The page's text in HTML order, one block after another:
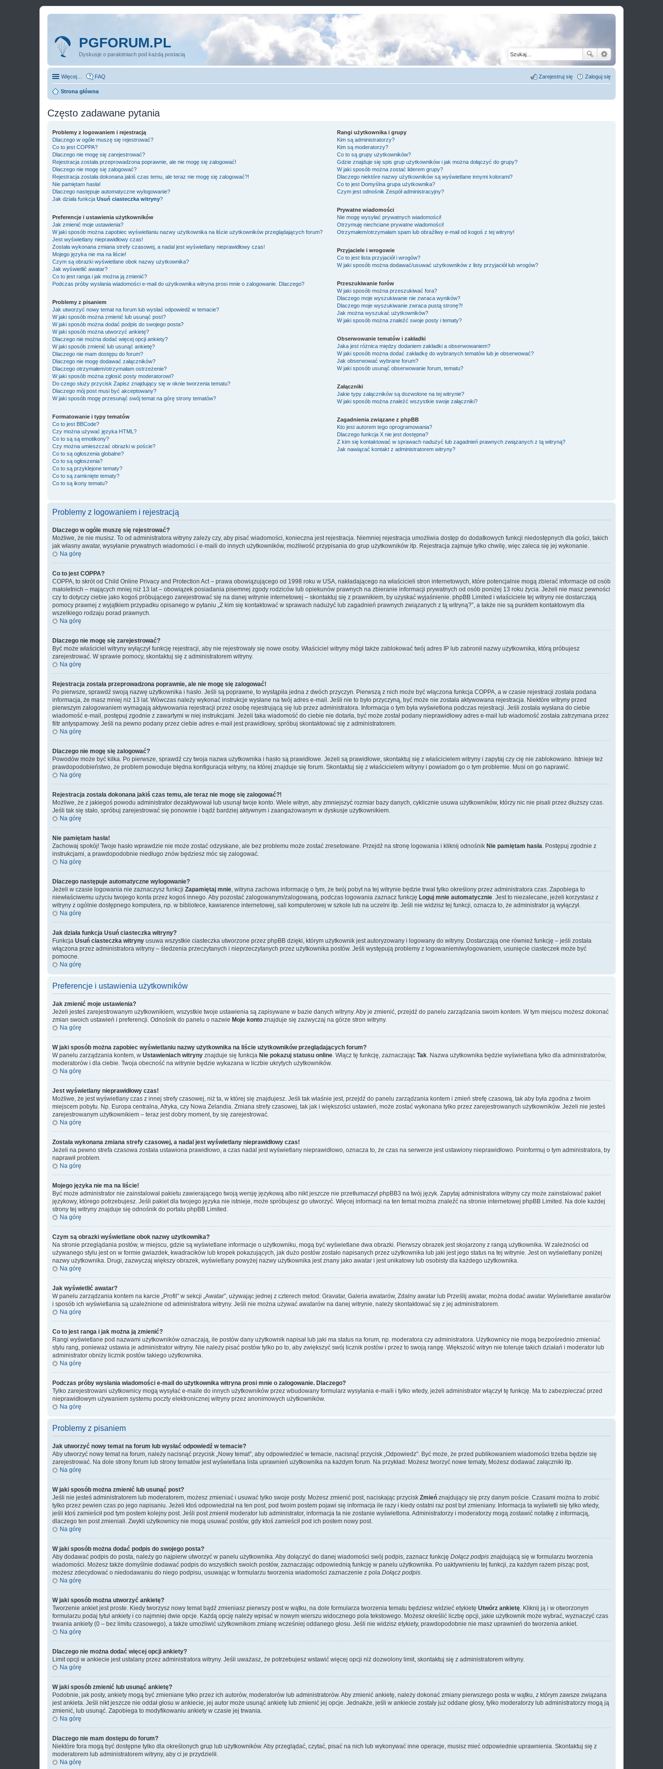
PGFORUM.PL
Dyskusje o paralotniach pod każdą postacią
Więcej… FAQ Zaloguj się
Zarejestruj się
Strona główna
Często zadawane pytania
Problemy z logowaniem i rejestracją
Dlaczego w ogóle muszę się rejestrować?
Co to jest COPPA?
Dlaczego nie mogę się zarejestrować?
Rejestracja została przeprowadzona poprawnie, ale nie mogę się zalogować!
Dlaczego nie mogę się zalogować?
Rejestracja została dokonana jakiś czas temu, ale teraz nie mogę się zalogować?!
Nie pamiętam hasła!
Dlaczego następuje automatyczne wylogowanie?
Jak działa funkcja Usuń ciasteczka witryny?
Preferencje i ustawienia użytkowników
Jak zmienić moje ustawienia?
W jaki sposób można zapobiec wyświetlaniu nazwy użytkownika na liście użytkowników przeglądających forum?
Jest wyświetlany nieprawidłowy czas!
Została wykonana zmiana strefy czasowej, a nadal jest wyświetlany nieprawidłowy czas!
Mojego języka nie ma na liście!
Czym są obrazki wyświetlane obok nazwy użytkownika?
Jak wyświetlić awatar?
Co to jest ranga i jak można ją zmienić?
Podczas próby wysłania wiadomości e-mail do użytkownika witryna prosi mnie o zalogowanie. Dlaczego?
Problemy z pisaniem
Jak utworzyć nowy temat na forum lub wysłać odpowiedź w temacie?
W jaki sposób można zmienić lub usunąć post?
W jaki sposób można dodać podpis do swojego posta?
W jaki sposób można utworzyć ankietę?
Dlaczego nie można dodać więcej opcji ankiety?
W jaki sposób zmienić lub usunąć ankietę?
Dlaczego nie mam dostępu do forum?
Dlaczego nie mogę dodawać załączników?
Dlaczego otrzymałem/otrzymałam ostrzeżenie?
W jaki sposób można zgłosić posty moderatorowi?
Do czego służy przycisk Zapisz znajdujący się w oknie tworzenia tematu?
Dlaczego mój post musi być akceptowany?
W jaki sposób mogę przesunąć swój temat na górę strony tematów?
Formatowanie i typy tematów
Co to jest BBCode?
Czy można używać języka HTML?
Co to są są emotikony?
Czy można umieszczać obrazki w poście?
Co to są ogłoszenia globalne?
Co to są ogłoszenia?
Co to są przyklejone tematy?
Co to są zamknięte tematy?
Co to są ikony tematu?
Rangi użytkownika i grupy
Kim są administratorzy?
Kim są moderatorzy?
Co to są grupy użytkowników?
Gdzie znajduje się spis grup użytkowników i jak można dołączyć do grupy?
W jaki sposób można zostać liderem grupy?
Dlaczego niektóre nazwy użytkowników są wyświetlane innymi kolorami?
Co to jest Domyślna grupa użytkownika?
Czym jest odnośnikZespół administracyjny?
Prywatne wiadomości
Nie mogę wysyłać prywatnych wiadomości!
Otrzymuję niechciane prywatne wiadomości!
Otrzymałem/otrzymałam spam lub obraźliwy e-mail od kogoś z tej witryny!
Przyjaciele i wrogowie
Co to jest lista przyjaciół i wrogów?
W jaki sposób można dodawać/usuwać użytkowników z listy przyjaciół lub wrogów?
Przeszukiwanie forów
W jaki sposób można przeszukiwać fora?
Dlaczego moje wyszukiwanie nie zwraca wyników?
Dlaczego moje wyszukiwanie zwraca pustą stronę?!
Jak można wyszukać użytkowników?
W jaki sposób można znaleźć swoje posty i tematy?
Obserwowanie tematów i zakładki
Jaka jest różnica między dodaniem zakładki a obserwowaniem?
W jaki sposób można dodać zakładkę do wybranych tematów lub je obserwować?
Jak obserwować wybrane forum?
W jaki sposób usunąć obserwowanie forum, tematu?
Załączniki
Jakie typy załączników są dozwolone na tej witrynie?
W jaki sposób można znaleźć wszystkie swoje załączniki?
Zagadnienia związane z phpBB
Kto jest autorem tego oprogramowania?
Dlaczego funkcja X nie jest dostępna?
Z kim się kontaktować w sprawach nadużyć lub zagadnień prawnych związanych z tą witryną?
Jak nawiązać kontakt z administratorem witryny?
Problemy z logowaniem i rejestracją
Dlaczego w ogóle muszę się rejestrować?
Możliwe, że nie musisz. To od administratora witryny zależy czy, aby pisać wiadomości, konieczna jest rejestracja. Niemniej rejestracja umożliwia dostęp do dodatkowych funkcji niedostępnych dla gości, takich
jak własny awatar, wysyłanie prywatnych wiadomości i e-maili do innych użytkowników, możliwość przypisania do grup użytkowników itp. Rejestracja zajmuje tylko chwilę, więc zaleca się jej wykonanie.
Na górę
Co to jest COPPA?
COPPA, to skrót od Child Online Privacy and Protection Act – prawa obowiązującego od 1998 roku w USA, nakładającego na właścicieli stron internetowych, które potencjalnie mogą zbierać informacje od osób
małoletnich – mających mniej niż 13 lat – obowiązek posiadania pisemnej zgody rodziców lub opiekunów prawnych na zbieranie informacji prywatnych od osób poniżej 13 roku życia. Jeżeli nie masz pewności
czy to dotyczy ciebie jako kogoś próbującego zarejestrować się na danej witrynie internetowej – skontaktuj się z prawnikiem, by uzyskać wyjaśnienie. phpBB Limited i właściciele tej witryny nie dostarczają
pomocy prawnej z wyjątkiem przypadku opisanego w pytaniu „Z kim się kontaktować w sprawach nadużyć lub zagadnień prawnych związanych z tą witryną?”, a także nie są punktem kontaktowym dla
wszelkiego rodzaju porad prawnych.
Na górę
Dlaczego nie mogę się zarejestrować?
Być może właściciel witryny wyłączył funkcję rejestracji, aby nie rejestrowały się nowe osoby. Właściciel witryny mógł także zablokować twój adres IP lub zabronił nazwy użytkownika, którą próbujesz
zarejestrować. W sprawie pomocy, skontaktuj się z administratorem witryny.
Na górę
Rejestracja została przeprowadzona poprawnie, ale nie mogę się zalogować!
Po pierwsze, sprawdź swoją nazwę użytkownika i hasło. Jeśli są poprawne, to wystąpiła jedna z dwóch przyczyn. Pierwszą z nich może być włączona funkcja COPPA, a w czasie rejestracji została podana
informacja, że masz mniej niż 13 lat. Wówczas należy wykonać instrukcje wysłane na twój adres e-mail. Jeśli nie to było przyczyną, być może nie została aktywowana rejestracja. Niektóre witryny przed
pierwszym zalogowaniem wymagają aktywowania rejestracji przez osobę rejestrującą się lub przez administratora. Informacja o tym była wyświetlona podczas rejestracji. Jeśli została wysłana do ciebie
wiadomość e-mail, postępuj zgodnie z zawartymi w niej instrukcjami. Jeżeli taka wiadomość do ciebie nie dotarła, być może został podany nieprawidłowy adres e-mail lub wiadomość została zatrzymana przez
filtr antyspamowy. Jeśli na pewno podany przez ciebie adres e-mail jest prawidłowy, spróbuj skontaktować się z administratorem.
Na górę
Dlaczego nie mogę się zalogować?
Powodów może być kilka. Po pierwsze, sprawdź czy twoja nazwa użytkownika i hasło są prawidłowe. Jeżeli są prawidłowe, skontaktuj się z właścicielem witryny i zapytaj czy cię nie zablokowano. Istnieje też
prawdopodobieństwo, że problem powoduje błędna konfiguracja witryny, na której znajduje się forum. Skontaktuj się z właścicielem witryny i powiadom go o tym problemie. Musi on go naprawić.
Na górę
Rejestracja została dokonana jakiś czas temu, ale teraz nie mogę się zalogować?!
Możliwe, że z jakiegoś powodu administrator dezaktywował lub usunął twoje konto. Wiele witryn, aby zmniejszyć rozmiar bazy danych, cyklicznie usuwa użytkowników, którzy nic nie pisali przez dłuższy czas.
Jeśli tak się stało, spróbuj zarejestrować się ponownie i bądź bardziej aktywnym i zaangażowanym w dyskusje użytkownikiem.
Na górę
Nie pamiętam hasła!
Zachowaj spokój! Twoje hasło wprawdzie nie może zostać odzyskane, ale bez problemu może zostać zresetowane. Przejdź na stronę logowania i kliknij odnośnik Nie pamiętam hasła. Postępuj zgodnie z
instrukcjami, a prawdopodobnie niedługo znów będziesz móc się zalogować.
Na górę
Dlaczego następuje automatyczne wylogowanie?
Jeżeli w czasie logowania nie zaznaczysz funkcji Zapamiętaj mnie, witryna zachowa informację o tym, że twój pobyt na tej witrynie będzie trwał tylko określony przez administratora czas. Zapobiega to
niewłaściwemu użyciu twojego konta przez kogoś innego. Aby pozostać zalogowanym/zalogowaną, podczas logowania zaznacz funkcję Loguj mnie automatycznie. Jest to niezalecane, jeżeli korzystasz z
witryny z ogólnie dostępnego komputera, np. w bibliotece, kawiarence internetowej, sali komputerowej w szkole lub na uczelni itp. Jeśli nie widzisz tej funkcji, oznacza to, że administrator ją wyłączył.
Na górę
Jak działa funkcja Usuń ciasteczka witryny?
Funkcja Usuń ciasteczka witryny usuwa wszystkie ciasteczka utworzone przez phpBB dzięki, którym użytkownik jest autoryzowany i logowany do witryny. Dostarczają one również funkcję – jeśli została
włączona przez administratora witryny – śledzenia przeczytanych i nieprzeczytanych przez użytkownika postów. Jeśli występują problemy z logowaniem/wylogowaniem, usunięcie ciasteczek może być
pomocne.
Na górę
Preferencje i ustawienia użytkowników
Jak zmienić moje ustawienia?
Jeżeli jesteś zarejestrowanym użytkownikiem, wszystkie twoje ustawienia są zapisywane w bazie danych witryny. Aby je zmienić, przejdź do panelu zarządzania swoim kontem. W tym miejscu możesz dokonać
zmian swoich ustawień i preferencji. Odnośnik do panelu o nazwie Moje konto znajduje się zazwyczaj na górze stron witryny.
Na górę
W jaki sposób można zapobiec wyświetlaniu nazwy użytkownika na liście użytkowników przeglądających forum?
W panelu zarządzania kontem, w Ustawieniach witryny znajduje się funkcja Nie pokazuj statusu online. Włącz tę funkcję, zaznaczając Tak. Nazwa użytkownika będzie wyświetlana tylko dla administratorów,
moderatorów i dla ciebie. Twoja obecność na witrynie będzie wykazana w liczbie ukrytych użytkowników.
Na górę
Jest wyświetlany nieprawidłowy czas!
Możliwe, że jest wyświetlany czas z innej strefy czasowej, niż ta, w której się znajdujesz. Jeśli tak właśnie jest, przejdź do panelu zarządzania kontem i zmień strefę czasową, tak aby była zgodna z twoim
miejscem pobytu. Np. Europa centralna, Afryka, czy Nowa Zelandia. Zmiana strefy czasowej, tak jak i większości ustawień, może zostać wykonana tylko przez zarejestrowanych użytkowników. Jeżeli nie jesteś
zarejestrowanym użytkownikiem – teraz jest dobry moment, by się zarejestrować.
Na górę
Została wykonana zmiana strefy czasowej, a nadal jest wyświetlany nieprawidłowy czas!
Jeżeli na pewno strefa czasowa została ustawiona prawidłowo, a czas nadal jest wyświetlany nieprawidłowo, oznacza to, że czas na serwerze jest ustawiony nieprawidłowo. Poinformuj o tym administratora, by
naprawił problem.
Na górę
Mojego języka nie ma na liście!
Być może administrator nie zainstalował pakietu zawierającego twoją wersję językową albo nikt jeszcze nie przetłumaczył phpBB3 na twój język. Zapytaj administratora witryny czy może zainstalować pakiet
językowy, którego potrzebujesz. Jeśli pakiet dla twojego języka nie istnieje, może spróbujesz go utworzyć. Więcej informacji na ten temat można znaleźć na stronie internetowej phpBB Limited. Na dole każdej
strony tej witryny znajduje się odnośnik do portalu phpBB Limited.
Na górę
Czym są obrazki wyświetlane obok nazwy użytkownika?
Na stronie przeglądania postów, w miejscu, gdzie są wyświetlane informacje o użytkowniku, mogą być wyświetlane dwa obrazki. Pierwszy obrazek jest skojarzony z rangą użytkownika. W zależności od
używanego stylu jest on w formie gwiazdek, kwadracików lub kropek pokazujących, jak dużo postów zostało napisanych przez użytkownika lub jaki jest jego status na tej witrynie. Jest on wyświetlany poniżej
nazwy użytkownika. Drugi, zazwyczaj większy obrazek, wyświetlany powyżej nazwy użytkownika jest znany jako awatar i jest unikatowy lub osobisty dla każdego użytkownika.
Na górę
Jak wyświetlić awatar?
W panelu zarządzania kontem na karcie „Profil” w sekcji „Awatar”, używając jednej z czterech metod: Gravatar, Galeria awatarów, Zdalny awatar lub Prześlij awatar, można dodać awatar. Wyświetlanie awatarów
i sposób ich wyświetlania są uzależnione od administratora witryny. Jeśli nie można używać awatarów na danej witrynie, należy skontaktować się z jej administratorem.
Na górę
Co to jest ranga i jak można ją zmienić?
Rangi wyświetlane pod nazwami użytkowników oznaczają, ile postów dany użytkownik napisał lub jaki ma status na forum, np. moderatora czy administratora. Użytkownicy nie mogą bezpośrednio zmieniać
stylu rang, ponieważ ustawia je administrator witryny. Nie należy pisać postów tylko po to, aby zwiększyć swój licznik postów i przez to swoją rangę. Większość witryn nie toleruje takich działań i moderator lub
administrator obniży licznik postów takiego użytkownika.
Na górę
Podczas próby wysłania wiadomości e-mail do użytkownika witryna prosi mnie o zalogowanie. Dlaczego?
Tylko zarejestrowani użytkownicy mogą wysyłać e-maile do innych użytkowników przez wbudowany formularz wysyłania e-maili i tylko wtedy, jeżeli administrator włączył tę funkcję. Ma to zabezpieczać przed
nieprawidłowym używaniem systemu poczty elektronicznej witryny przez anonimowych użytkowników.
Na górę
Problemy z pisaniem
Jak utworzyć nowy temat na forum lub wysłać odpowiedź w temacie?
Aby utworzyć nowy temat na forum, należy nacisnąć przycisk „Nowy temat”, aby odpowiedzieć w temacie, nacisnąć przycisk „Odpowiedz”. Być może, że przed publikowaniem wiadomości trzeba będzie się
zarejestrować. Na dole strony forum lub strony tematów jest wyświetlana lista uprawnień użytkownika na każdym forum. Na przykład: Możesz tworzyć nowe tematy, Możesz dodawać załączniki itp.
Na górę
W jaki sposób można zmienić lub usunąć post?
Jeśli nie jesteś administratorem lub moderatorem, możesz zmieniać i usuwać tylko swoje posty. Możesz zmienić post, naciskając przycisk Zmień znajdujący się przy danym poście. Czasami można to zrobić
tylko przez pewien czas po jego napisaniu. Jeżeli ktoś odpowiedział na ten post, pod twoim postem pojawi się informacja ile razy i kiedy ostatni raz post był zmieniany. Informacja ta wyświetli się tylko wtedy,
jeśli ktoś zamieścił pod tym postem kolejny post. Jeśli post zmienił moderator lub administrator, informacja ta nie zostanie wyświetlona. Administratorzy i moderatorzy mogą zostawić notatkę z informacją,
dlaczego ten post zmieniali. Zwykli użytkownicy nie mogą usuwać postów, gdy ktoś zamieścił pod ich postem nowy post.
Na górę
W jaki sposób można dodać podpis do swojego posta?
Aby dodawać podpis do posta, należy go najpierw utworzyć w panelu użytkownika. Aby dołączyć do danej wiadomości swój podpis, zaznacz funkcję Dołącz podpis znajdującą się w formularzu tworzenia
wiadomości. Możesz także domyślnie dodawać podpis do wszystkich swoich postów, zaznaczając odpowiednią funkcję w panelu użytkownika. Po uaktywnieniu tej funkcji, za każdym razem pisząc post,
możesz zdecydować o niedodawaniu do niego podpisu, usuwając w formularzu tworzenia wiadomości zaznaczenie z pola Dołącz podpis.
Na górę
W jaki sposób można utworzyć ankietę?
Tworzenie ankiet jest proste. Kiedy tworzysz nowy temat bądź zmieniasz pierwszy post w wątku, na dole formularza tworzenia tematu będziesz widzieć etykietę Utwórz ankietę. Kliknij ją i w otworzonym
formularzu podaj tytuł ankiety i co najmniej dwie opcje. Każdą opcję należy wpisać w nowym wierszu widocznego pola tekstowego. Możesz określić liczbę opcji, jakie użytkownik może wybrać, wyznaczyć czas
trwania ankiety (0 – bez limitu czasowego), a także umożliwić użytkownikom zmianę wcześniej oddanego głosu. Jeśli nie widzisz etykiety, prawdopodobnie nie masz uprawnień do tworzenia ankiet.
Na górę
Dlaczego nie można dodać więcej opcji ankiety?
Limit opcji w ankiecie jest ustalany przez administratora witryny. Jeśli uważasz, że potrzebujesz wstawić więcej opcji niż dozwolony limit, skontaktuj się z administratorem witryny.
Na górę
W jaki sposób zmienić lub usunąć ankietę?
Podobnie, jak posty, ankiety mogą być zmieniane tylko przez ich autorów, moderatorów lub administratorów. Aby zmienić ankietę, należy dokonać zmiany pierwszego posta w wątku, z którym zawsze związana
jest ankieta. Jeśli nikt jeszcze nie oddał głosu w ankiecie, jej autor może usunąć ankietę lub zmienić jej opcje. Jednakże, jeśli w ankiecie zostały już oddane głosy, tylko moderatorzy lub administratorzy mogą ją
zmienić, lub usunąć. Zapobiega to modyfikowaniu ankiety w czasie jej trwania.
Na górę
Dlaczego nie mam dostępu do forum?
Niektóre fora mogą być dostępne tylko dla określonych grup lub użytkowników. Aby przeglądać, czytać, pisać na nich lub wykonywać inne operacje, musisz mieć odpowiednie uprawnienia. Skontaktuj się z
moderatorem lub administratorem witryny, aby ci je przydzielił.
Na górę